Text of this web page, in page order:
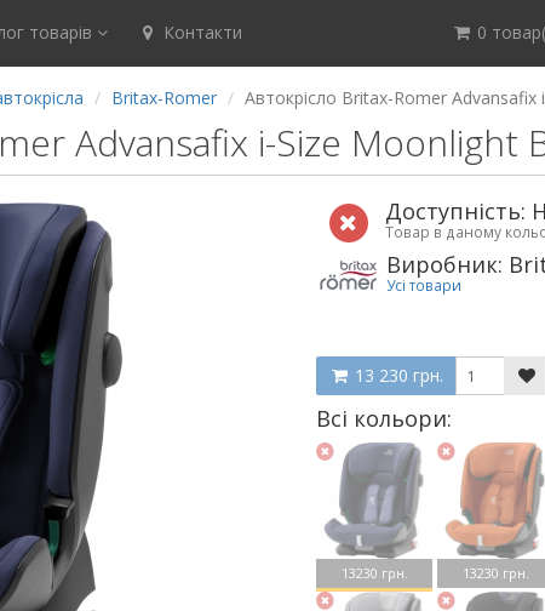
товарів Контакти 0
Britax-Romer Автокрісло Britax-Romer
Advansafix i-Size Moonlight
Доступність:
Товар в даному
Виробник:
Усі товари
13 230 грн.
Всі кольори:
13230 грн. 13230 грн.